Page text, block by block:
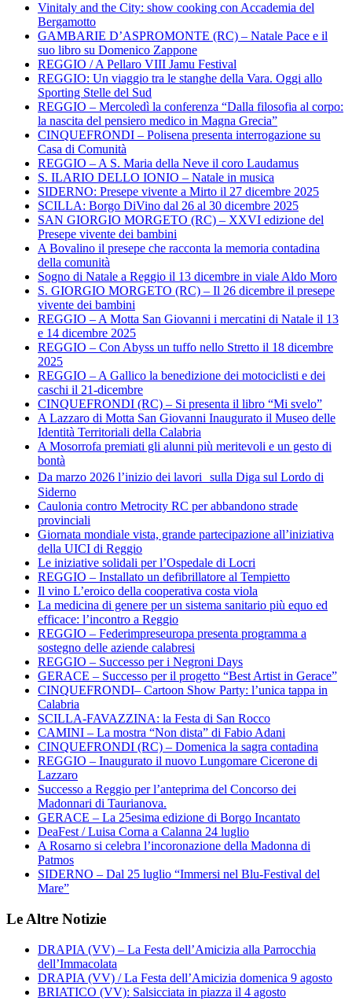
Vinitaly and the City: show cooking con Accademia del
Bergamotto
GAMBARIE D’ASPROMONTE (RC) – Natale Pace e il
suo libro su Domenico Zappone
REGGIO / A Pellaro VIII Jamu Festival
REGGIO: Un viaggio tra le stanghe della Vara. Oggi allo
Sporting Stelle del Sud
REGGIO – Mercoledì la conferenza “Dalla filosofia al corpo:
la nascita del pensiero medico in Magna Grecia”
CINQUEFRONDI – Polisena presenta interrogazione su
Casa di Comunità
REGGIO – A S. Maria della Neve il coro Laudamus
S. ILARIO DELLO IONIO – Natale in musica
SIDERNO: Presepe vivente a Mirto il 27 dicembre 2025
SCILLA: Borgo DiVino dal 26 al 30 dicembre 2025
SAN GIORGIO MORGETO (RC) – XXVI edizione del
Presepe vivente dei bambini
A Bovalino il presepe che racconta la memoria contadina
della comunità
Sogno di Natale a Reggio il 13 dicembre in viale Aldo Moro
S. GIORGIO MORGETO (RC) – Il 26 dicembre il presepe
vivente dei bambini
REGGIO – A Motta San Giovanni i mercatini di Natale il 13
e 14 dicembre 2025
REGGIO – Con Abyss un tuffo nello Stretto il 18 dicembre
2025
REGGIO – A Gallico la benedizione dei motociclisti e dei
caschi il 21-dicembre
CINQUEFRONDI (RC) – Si presenta il libro “Mi svelo”
A Lazzaro di Motta San Giovanni Inaugurato il Museo delle
Identità Territoriali della Calabria
A Mosorrofa premiati gli alunni più meritevoli e un gesto di
bontà
Da marzo 2026 l’inizio dei lavori sulla Diga sul Lordo di
Siderno
Caulonia contro Metrocity RC per abbandono strade
provinciali
Giornata mondiale vista, grande partecipazione all’iniziativa
della UICI di Reggio
Le iniziative solidali per l’Ospedale di Locri
REGGIO – Installato un defibrillatore al Tempietto
Il vino L’eroico della cooperativa costa viola
La medicina di genere per un sistema sanitario più equo ed
efficace: l’incontro a Reggio
REGGIO – Federimpreseuropa presenta programma a
sostegno delle aziende calabresi
REGGIO – Successo per i Negroni Days
GERACE – Successo per il progetto “Best Artist in Gerace”
CINQUEFRONDI– Cartoon Show Party: l’unica tappa in
Calabria
SCILLA-FAVAZZINA: la Festa di San Rocco
CAMINI – La mostra “Non dista” di Fabio Adani
CINQUEFRONDI (RC) – Domenica la sagra contadina
REGGIO – Inaugurato il nuovo Lungomare Cicerone di
Lazzaro
Successo a Reggio per l’anteprima del Concorso dei
Madonnari di Taurianova.
GERACE – La 25esima edizione di Borgo Incantato
DeaFest / Luisa Corna a Calanna 24 luglio
A Rosarno si celebra l’incoronazione della Madonna di
Patmos
SIDERNO – Dal 25 luglio “Immersi nel Blu-Festival del
Mare”
Le Altre Notizie
DRAPIA (VV) – La Festa dell’Amicizia alla Parrocchia
dell’Immacolata
DRAPIA (VV) / La Festa dell’Amicizia domenica 9 agosto
BRIATICO (VV): Salsicciata in piazza il 4 agosto